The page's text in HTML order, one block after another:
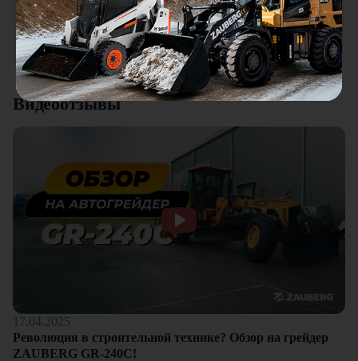
Смотреть все отзывы
качества. Отдельный плюс это внимательное отношение к
клиентам.
Видеоотзывы
17.04.2025
Революция в строительной технике? Обзор на грейдер
ZAUBERG GR-240C!